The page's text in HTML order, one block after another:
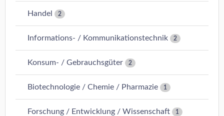
Handel 2
Informations- / Kommunikationstechnik 2
Konsum- / Gebrauchsgüter 2
Biotechnologie / Chemie / Pharmazie 1
Forschung / Entwicklung / Wissenschaft 1